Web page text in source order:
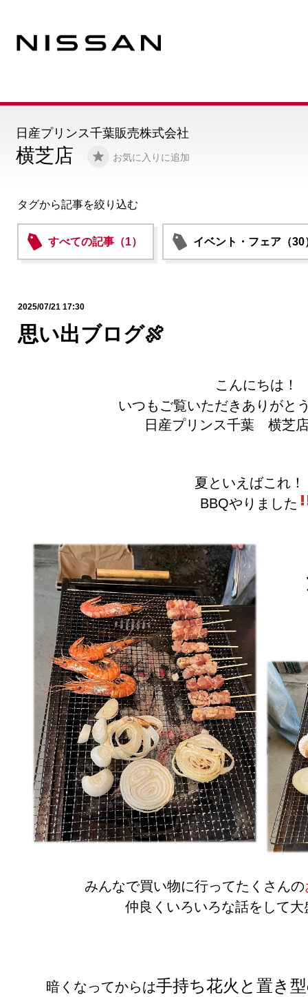
横芝店 お気に入りに追加
日産プリンス千葉販売株式会社
タグから記事を絞り込む
すべての記事（1） イベント・フェア（30
2025/07/21 17:30
思い出ブログ🍖
こんにちは！
いつもご覧いただきありがと
日産プリンス千葉 横芝
夏といえばこれ！
BBQやりました
みんなで買い物に行ってたくさんの
仲良くいろいろな話をして大
暗くなってからは手持ち花火と置き